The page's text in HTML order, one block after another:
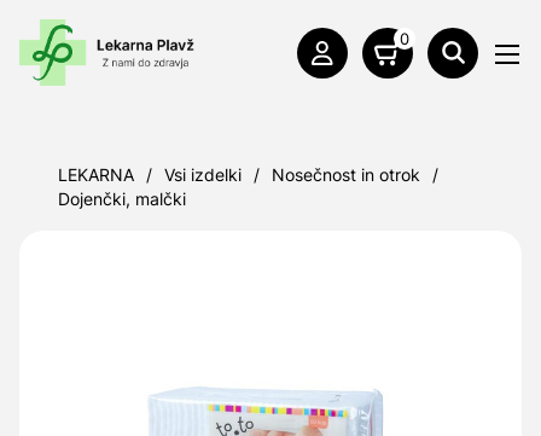
0
LEKARNA / Vsi izdelki / Nosečnost in otrok
/
Dojenčki, malčki